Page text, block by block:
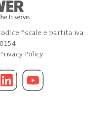
fiscale e partita iva
Privacy Policy